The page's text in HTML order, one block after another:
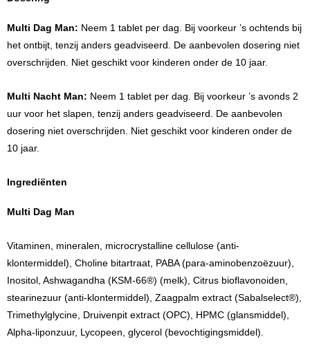
Multi Dag Man: Neem 1 tablet per dag. Bij voorkeur ’s ochtends bij
het ontbijt, tenzij anders geadviseerd. De aanbevolen dosering niet
overschrijden. Niet geschikt voor kinderen onder de 10 jaar.
Multi Nacht Man: Neem 1 tablet per dag. Bij voorkeur ’s avonds 2
uur voor het slapen, tenzij anders geadviseerd. De aanbevolen
dosering niet overschrijden. Niet geschikt voor kinderen onder de
10 jaar.
Ingrediënten
Multi Dag Man
Vitaminen, mineralen, microcrystalline cellulose (anti-
klontermiddel), Choline bitartraat, PABA (para-aminobenzoëzuur),
Inositol, Ashwagandha (KSM-66®) (melk), Citrus bioflavonoiden,
stearinezuur (anti-klontermiddel), Zaagpalm extract (Sabalselect®),
Trimethylglycine, Druivenpit extract (OPC), HPMC (glansmiddel),
Alpha-liponzuur, Lycopeen, glycerol (bevochtigingsmiddel).